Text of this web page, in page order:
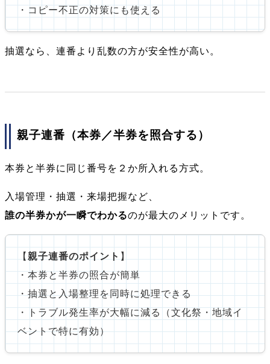
・コピー不正の対策にも使える
抽選なら、連番より乱数の方が安全性が高い。
親子連番（本券／半券を照合する）
本券と半券に同じ番号を２か所入れる方式。
入場管理・抽選・来場把握など、
誰の半券かが一瞬でわかるのが最大のメリットです。
【 親子連番のポイント 】
・本券と半券の照合が簡単
・抽選と入場整理を同時に処理できる
・トラブル発生率が大幅に減る（文化祭・地域イ
ベントで特に有効）